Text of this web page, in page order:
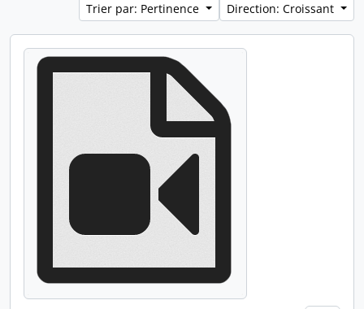
Trier par: Pertinence
Direction: Croissant